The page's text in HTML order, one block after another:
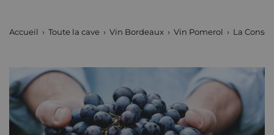
Accueil Toute la cave Vin Bordeaux Vin Pomerol La